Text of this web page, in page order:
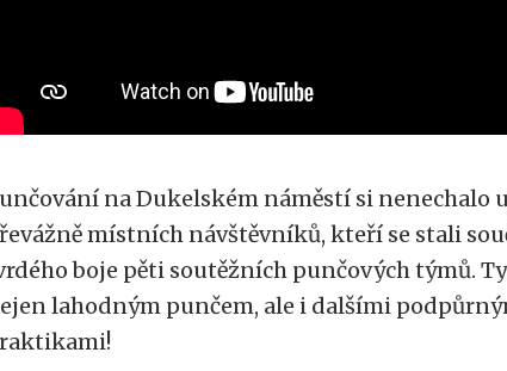
na Dukelském náměstí si
místních návštěvníků, kteří se stali
boje pěti soutěžních punčových týmů.
lahodným punčem, ale i dalšími